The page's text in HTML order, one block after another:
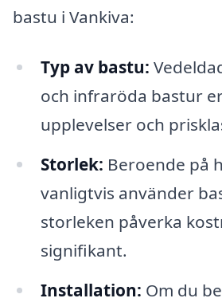
bastu i Vankiva:
Typ av bastu:
och infraröda bastur
upplevelser och
Storlek: Beroende på
vanligtvis använder
storleken påverka
signifikant.
Installation: Om du